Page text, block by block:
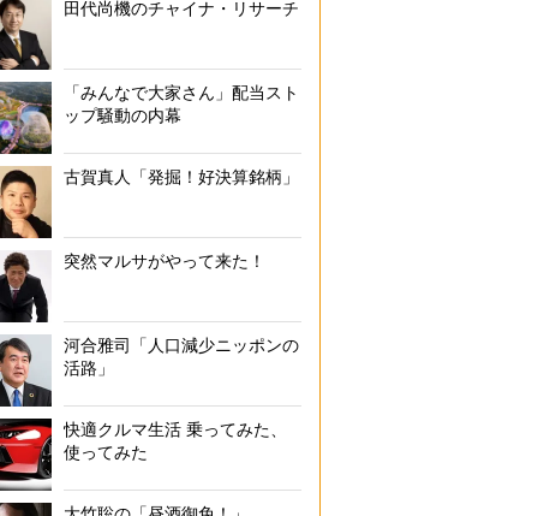
田代尚機のチャイナ・リサーチ
「みんなで大家さん」配当スト
ップ騒動の内幕
古賀真人「発掘！好決算銘柄」
突然マルサがやって来た！
河合雅司「人口減少ニッポンの
活路」
快適クルマ生活 乗ってみた、
使ってみた